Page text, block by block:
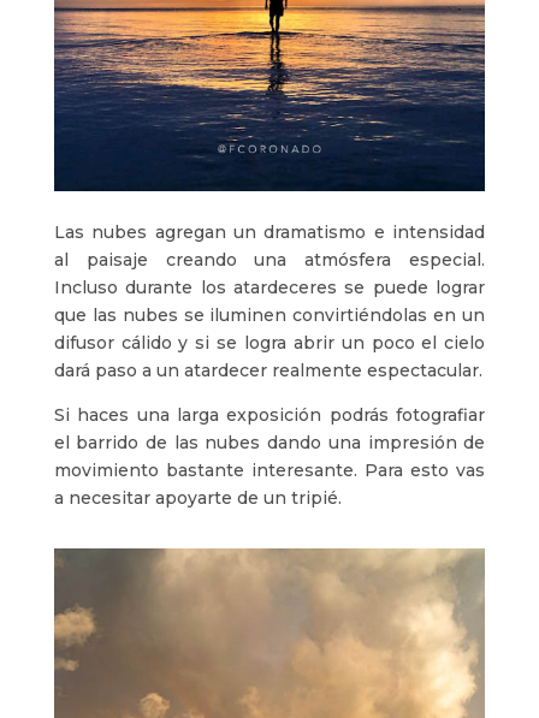
Las nubes agregan un dramatismo e intensidad
al paisaje creando una atmósfera especial.
Incluso durante los atardeceres se puede lograr
que las nubes se iluminen convirtiéndolas en un
difusor cálido y si se logra abrir un poco el cielo
dará paso a un atardecer realmente espectacular.
Si haces una larga exposición podrás fotografiar
el barrido de las nubes dando una impresión de
movimiento bastante interesante. Para esto vas
a necesitar apoyarte de un tripié.